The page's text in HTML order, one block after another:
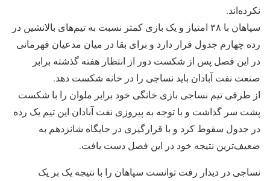
نکرده‌اند.
سپاهان با ۳۸ امتیاز و یک بازی کمتر نسبت به تیم‌های بالانشین در
رده چهارم جدول قرار دارد و برای بقا در میان مدعیان قهرمانی
در این فصل پس از شکست دور از انتظار هفته گذشته برابر
صنعت نفت آبادان باید نساجی را در خانه شکست دهد.
از طرفی تیم نساجی بازی خانگی خود برابر ملوان را با شکست
پشت سر گذاشت و با توجه به پیروزی نفت آبادان این تیم یک رده
در جدول سقوط کرد و با قرارگیری در جایگاه شانزدهم به
ضعیف‌ترین نتیجه خود در این فصل دست یافت.
نساجی در دیدار رفت توانست سپاهان را با نتیجه یک بر یک